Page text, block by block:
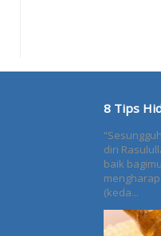
8 Tips
diri
baik
(keda...